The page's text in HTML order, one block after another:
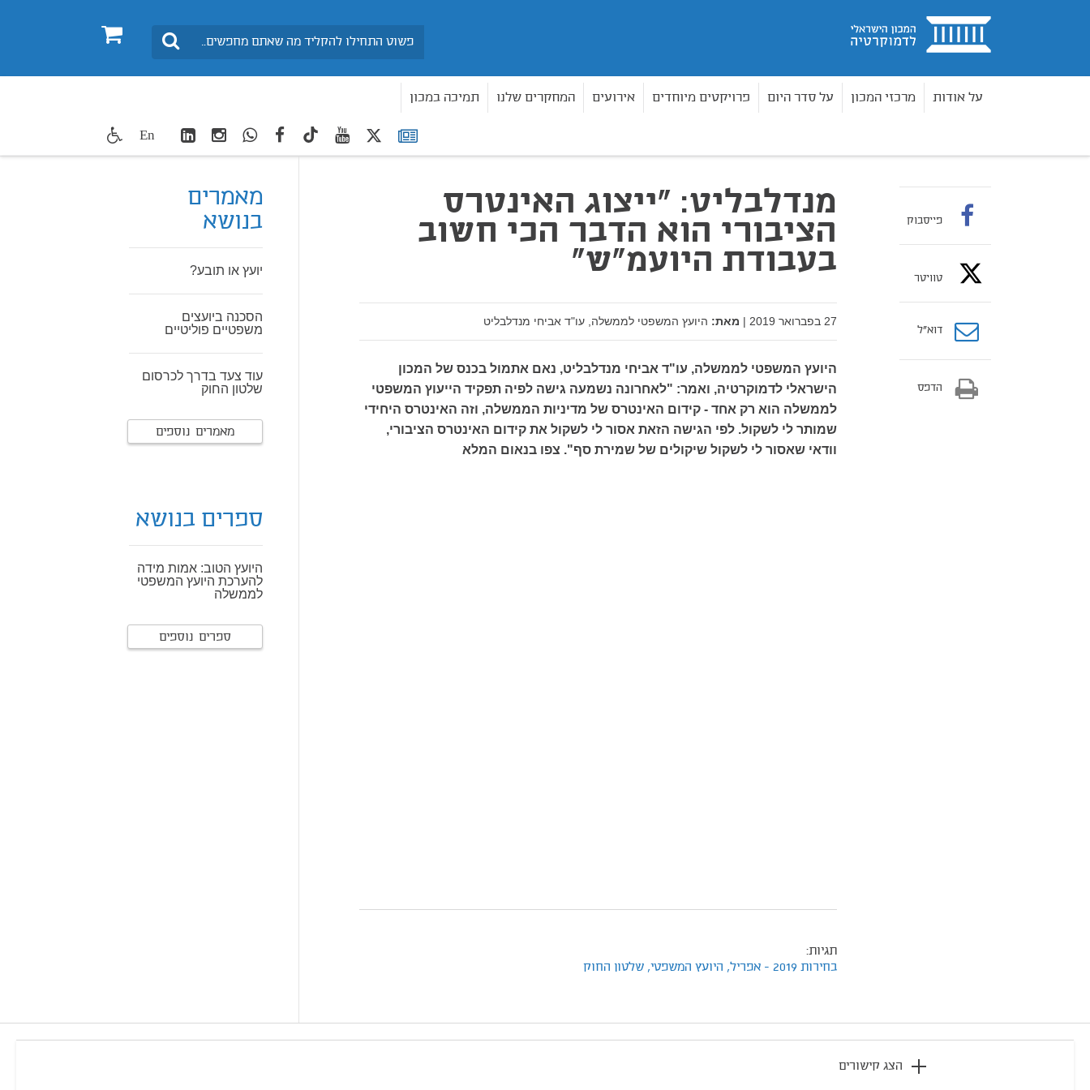
בית 0 חיפוש
על אודות מרכזי המכון על סדר היום פרויקטים מיוחדים אירועים המחקרים שלנו תמיכה במכון
רשימת
תפוצה
twitter
youtube
TikTok
facebook
WhatsApp
Instagram
LinkedIn
En
מנדלבליט: "ייצוג האינטרס
הציבורי הוא הדבר הכי חשוב
בעבודת היועמ"ש"
27 בפברואר 2019 | מאת: היועץ המשפטי לממשלה, עו"ד אביחי מנדלבליט
היועץ המשפטי לממשלה, עו"ד אביחי מנדלבליט, נאם אתמול בכנס של המכון
הישראלי לדמוקרטיה, ואמר: "לאחרונה נשמעה גישה לפיה תפקיד הייעוץ המשפטי
לממשלה הוא רק אחד - קידום האינטרס של מדיניות הממשלה, וזה האינטרס היחידי
שמותר לי לשקול. לפי הגישה הזאת אסור לי לשקול את קידום האינטרס הציבורי,
וודאי שאסור לי לשקול שיקולים של שמירת סף". צפו בנאום המלא
תגיות:
בחירות 2019 - אפריל,
היועץ המשפטי, שלטון החוק
פייסבוק
טוויטר
דוא”ל
הדפס
מאמרים
בנושא
יועץ או תובע?
הסכנה ביועצים
משפטיים פוליטיים
עוד צעד בדרך לכרסום
שלטון החוק
מאמרים נוספים
ספרים בנושא
היועץ הטוב: אמות מידה
להערכת היועץ המשפטי
לממשלה
ספרים נוספים
footer
הצג קישורים